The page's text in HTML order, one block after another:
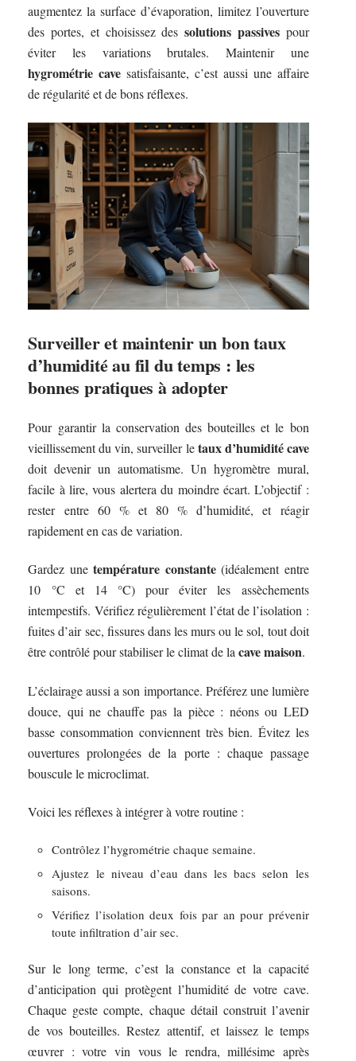
augmentez la surface d’évaporation, limitez l’ouverture
des portes, et choisissez dessolutions passivespour
éviter les variations brutales. Maintenir une
hygrométrie cave satisfaisante, c’est aussi une affaire
de régularité et de bons réflexes.
Surveiller et maintenir un bon taux
d’humidité au fil du temps : les
bonnes pratiques à adopter
Pour garantir la conservation des bouteilles et le bon
vieillissement du vin, surveiller letaux d’humidité cave
doit devenir un automatisme. Un hygromètre mural,
facile à lire, vous alertera du moindre écart. L’objectif :
rester entre 60 % et 80 % d’humidité, et réagir
rapidement en cas de variation.
Gardez unetempérature constante(idéalement entre
10 °C et 14 °C) pour éviter les assèchements
intempestifs. Vérifiez régulièrement l’état de l’isolation :
fuites d’air sec, fissures dans les murs ou le sol, tout doit
être contrôlé pour stabiliser le climat de lacave maison.
L’éclairage aussi a son importance. Préférez une lumière
douce, qui ne chauffe pas la pièce : néons ou LED
basse consommation conviennent très bien. Évitez les
ouvertures prolongées de la porte : chaque passage
bouscule le microclimat.
Voici les réflexes à intégrer à votre routine :
Contrôlez l’hygrométrie chaque semaine.
Ajustez le niveau d’eau dans les bacs selon les
saisons.
Vérifiez l’isolation deux fois par an pour prévenir
toute infiltration d’air sec.
Sur le long terme, c’est la constance et la capacité
d’anticipation qui protègent l’humidité de votre cave.
Chaque geste compte, chaque détail construit l’avenir
de vos bouteilles. Restez attentif, et laissez le temps
œuvrer : votre vin vous le rendra, millésime après